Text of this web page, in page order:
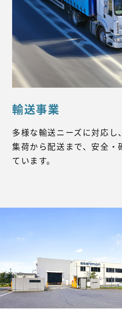
輸送事業
多様な輸送ニーズに対応
集荷から配送まで、安全・
ています。